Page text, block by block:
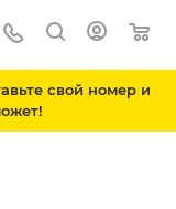
свой номер и